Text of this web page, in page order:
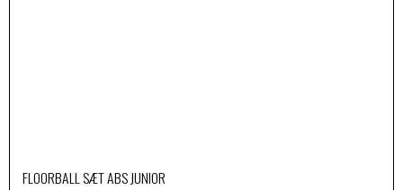
FLOORBALL SÆT ABS JUNIOR